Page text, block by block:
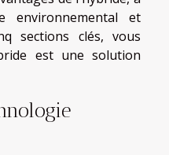
et
sections clés, vous
est une solution